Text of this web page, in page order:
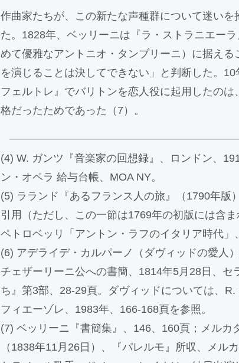
作曲家たちが、この新たな声種群について迷い
た。1828年、ベッリーニは『ラ・ストラニエー
めて優雅なアントニオ・タンブリーニ）に据え
を演じることは決してできない」と判断した。
フェルトレ』でバリトンを恋人役に起用したの
格だったためであった（7）。
(4) W. ガンツ『音楽家の回想録』、ロンドン、
ン・オペラ 給与台帳、MOA NY。
(5) ラランド『あるフランス人の旅』（1790年版
引用（ただし、この一節は1769年の初版には含
ペトロベッリ「アントン・ラフのイタリア時代」
(6) アデライデ・カルパーノ（ダヴィッドの愛人
チェザーリーニ公への書簡、1814年5月28日、セ
ち』第3部、28-29頁。ダヴィッドについては、R.
フィエーゾレ、1983年、166-168頁を参照。
(7) ベッリーニ『書簡集』、146、160頁；メルカ
（1838年11月26日）、『パレルモ』所収、メル